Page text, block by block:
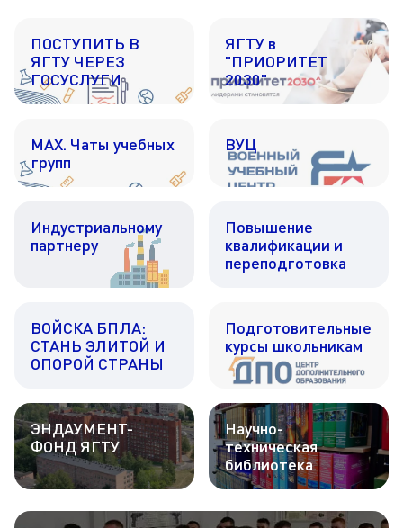
ПОСТУПИТЬ В
ЯГТУ ЧЕРЕЗ
ГОСУСЛУГИ
ЯГТУ в
"ПРИОРИТЕТ
2030"
МАХ. Чаты учебных
групп
ВУЦ
Индустриальному
партнеру
Повышение
квалификации и
переподготовка
ВОЙСКА БПЛА:
СТАНЬ ЭЛИТОЙ И
ОПОРОЙ СТРАНЫ
Подготовительные
курсы школьникам
ЭНДАУМЕНТ-
ФОНД ЯГТУ
Научно-
техническая
библиотека